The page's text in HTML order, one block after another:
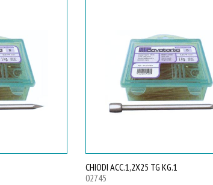
CHIODI ACC.1,2X25 TG KG.1
02745